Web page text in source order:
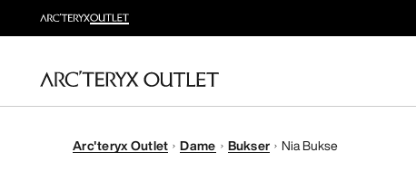
Arc'teryx Outlet Dame Bukser Nia Bukse